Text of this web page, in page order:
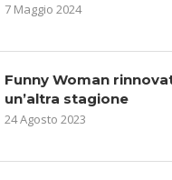
7 Maggio 2024
Funny Woman
un’altra stagione
24 Agosto 2023